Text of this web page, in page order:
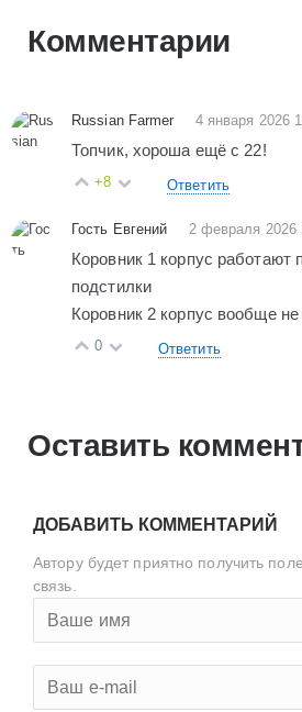
Комментарии
Russian Farmer 4 января 2026
Топчик, хороша ещё с 22!
+8 Ответить
Гость Евгений 2 февраля 2026
Коровник 1 корпус работают
подстилки
Коровник 2 корпус вообще не
0 Ответить
Оставить
ДОБАВИТЬ КОММЕНТАРИЙ
Автору будет приятно получить
связь.